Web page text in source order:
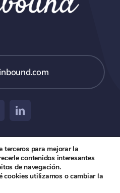
Legal•Política de Privacidad
terceros para mejorar la
contenidos interesantes
de navegación.
cookies utilizamos o cambiar la